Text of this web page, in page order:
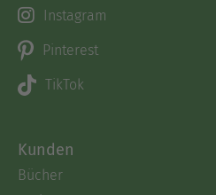
Instagram
Pinterest
TikTok
Kunden
Bücher